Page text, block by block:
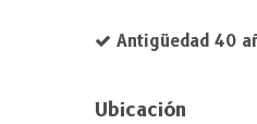
Antigüedad 40
Ubicación